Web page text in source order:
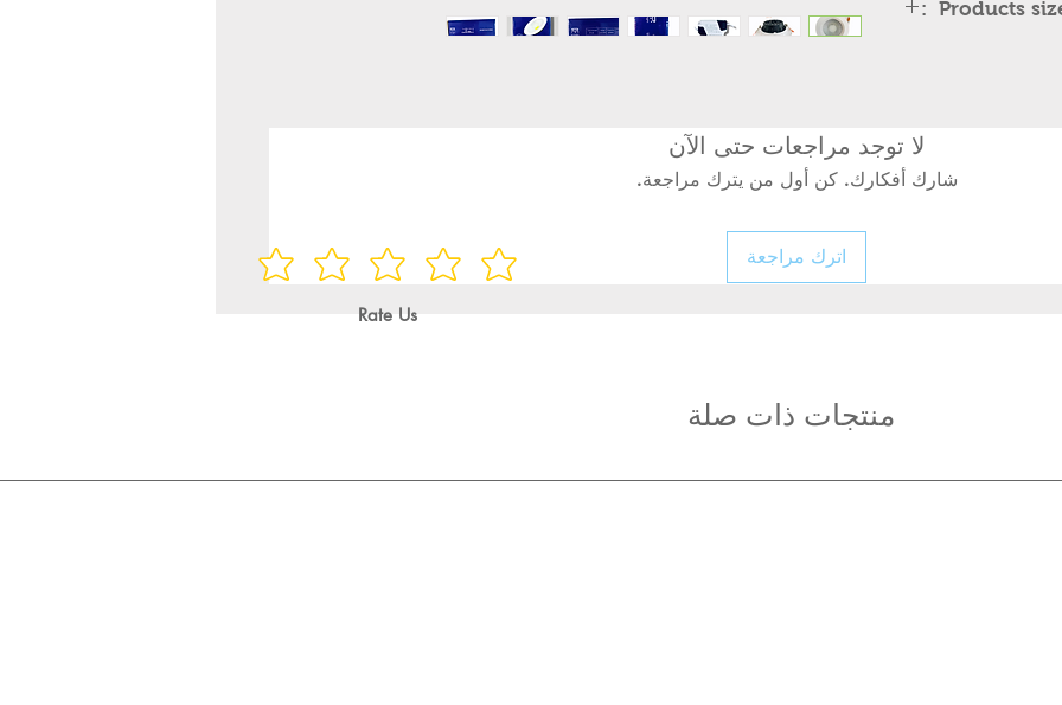
Products size
لا توجد مراجعات حتى الآن
شارك أفكارك. كن أول من يترك مراجعة.
اترك مراجعة
Rate Us
منتجات ذات صلة